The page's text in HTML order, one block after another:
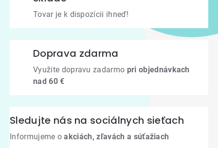
Tovar je k dispozícii ihneď!
Doprava zdarma
Využite dopravu zadarmo pri objednávkach
nad 60 €
Sledujte nás na sociálnych sieťach
Informujeme oakciách, zľavách a súťažiach